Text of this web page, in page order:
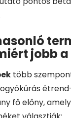
jobb a
több
fő előny,